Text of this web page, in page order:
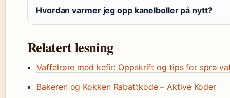
Hvordan varmer jeg opp kanelboller på nytt?
Relatert lesning
Vaffelrøre med kefir: Oppskrift og tips for sprø
Bakeren og Kokken Rabattkode – Aktive Koder